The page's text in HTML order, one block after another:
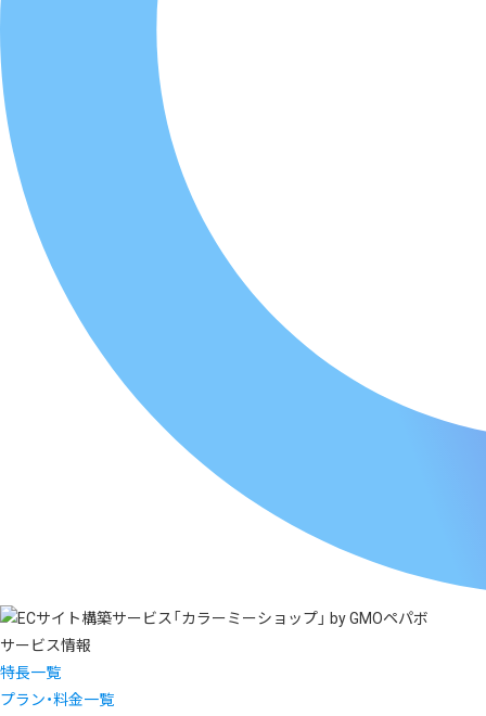
サービス情報
特長一覧
プラン・料金一覧